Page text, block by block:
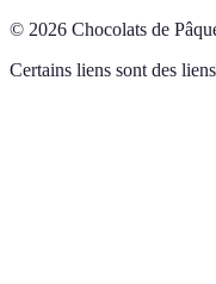
© 2026 Chocolats de
Certains liens sont des